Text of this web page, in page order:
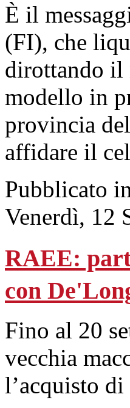
È il
(FI), che
dirottando il
modello in
provincia
affidare il
Pubblicato
Venerdì, 12
RAEE:
con
Fino al 20
vecchia
l’acquisto